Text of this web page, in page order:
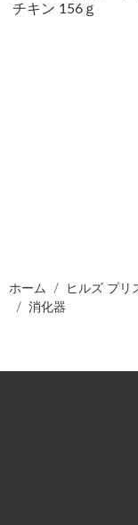
チキン 156ｇ
ホーム ヒルズ プリ
消化器